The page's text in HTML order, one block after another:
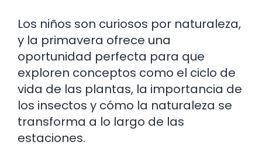
Los niños son curiosos por naturaleza,
y la primavera ofrece una
oportunidad perfecta para que
exploren conceptos como el ciclo de
vida de las plantas, la importancia de
los insectos y cómo la naturaleza se
transforma a lo largo de las
estaciones.